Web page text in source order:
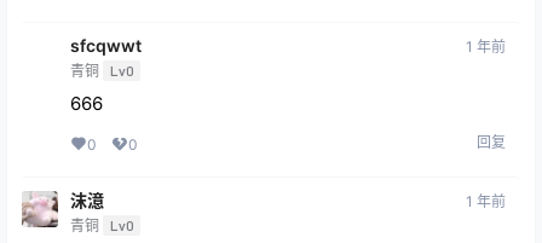
sfcqwwt
青铜 Lv0
1 年前
666
0 0 回复
沫澺
青铜 Lv0
1 年前